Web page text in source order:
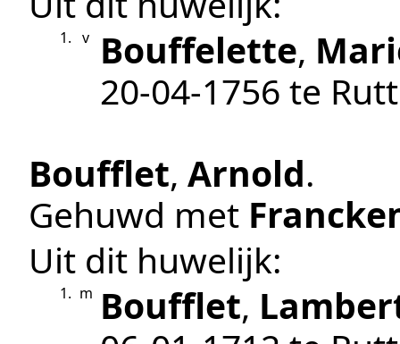
1. v Bouffelette,
20‑04‑1756 te
Boufflet, Arnold.
Gehuwd met
Uit dit huwelijk:
1. m Boufflet,